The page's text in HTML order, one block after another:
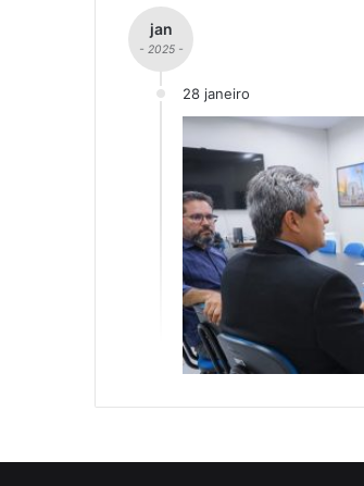
jan
- 2025 -
28 janeiro